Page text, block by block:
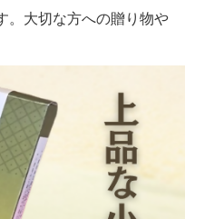
。大切な方への贈り物や